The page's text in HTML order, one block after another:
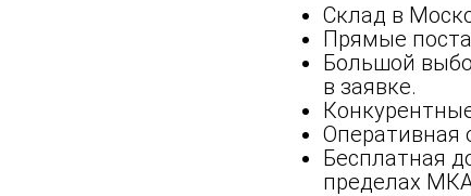
Склад в
Прямые
Большой
в заявке.
Оперативная
Бесплатная
пределах